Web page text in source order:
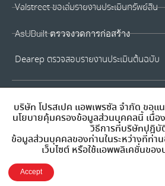
Valstreet ขอเล่มรายงานประเมินทรัพย์สิน
AsUBuilt ตรวจงวดการก่อสร้าง
Dearep ตรวจสอบรายงานประเมินต้นฉบับ
© 2021 สงวนลิขสิทธิ์ โดย บริษัท โปรส
บริษัท โปรสเปค แอพเพรซัล จำกัด ขอแน
นโยบายคุ้มครองข้อมูลส่วนบุคคลนี้ เนื่อ
วิธีการที่บริษัทปฎิบั
ข้อมูลส่วนบุคคลของท่านในระหว่างที่ท่า
เว็บไซต์ หรือใช้แอพพลิเคชั่นขอ
Accept